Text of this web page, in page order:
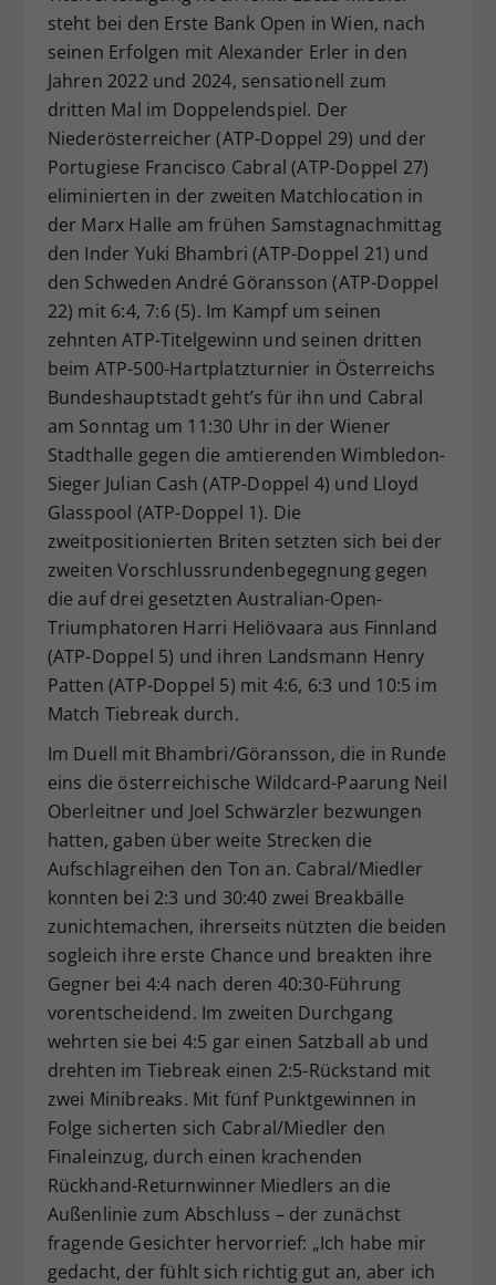
steht bei den Erste Bank Open in Wien, nach
seinen Erfolgen mit Alexander Erler in den
Jahren 2022 und 2024, sensationell zum
dritten Mal im Doppelendspiel. Der
Niederösterreicher (ATP-Doppel 29) und der
Portugiese Francisco Cabral (ATP-Doppel 27)
eliminierten in der zweiten Matchlocation in
der Marx Halle am frühen Samstagnachmittag
den Inder Yuki Bhambri (ATP-Doppel 21) und
den Schweden André Göransson (ATP-Doppel
22) mit 6:4, 7:6 (5). Im Kampf um seinen
zehnten ATP-Titelgewinn und seinen dritten
beim ATP-500-Hartplatzturnier in Österreichs
Bundeshauptstadt geht’s für ihn und Cabral
am Sonntag um 11:30 Uhr in der Wiener
Stadthalle gegen die amtierenden Wimbledon-
Sieger Julian Cash (ATP-Doppel 4) und Lloyd
Glasspool (ATP-Doppel 1). Die
zweitpositionierten Briten setzten sich bei der
zweiten Vorschlussrundenbegegnung gegen
die auf drei gesetzten Australian-Open-
Triumphatoren Harri Heliövaara aus Finnland
(ATP-Doppel 5) und ihren Landsmann Henry
Patten (ATP-Doppel 5) mit 4:6, 6:3 und 10:5 im
Match Tiebreak durch.
Im Duell mit Bhambri/Göransson, die in Runde
eins die österreichische Wildcard-Paarung Neil
Oberleitner und Joel Schwärzler bezwungen
hatten, gaben über weite Strecken die
Aufschlagreihen den Ton an. Cabral/Miedler
konnten bei 2:3 und 30:40 zwei Breakbälle
zunichtemachen, ihrerseits nützten die beiden
sogleich ihre erste Chance und breakten ihre
Gegner bei 4:4 nach deren 40:30-Führung
vorentscheidend. Im zweiten Durchgang
wehrten sie bei 4:5 gar einen Satzball ab und
drehten im Tiebreak einen 2:5-Rückstand mit
zwei Minibreaks. Mit fünf Punktgewinnen in
Folge sicherten sich Cabral/Miedler den
Finaleinzug, durch einen krachenden
Rückhand-Returnwinner Miedlers an die
Außenlinie zum Abschluss – der zunächst
fragende Gesichter hervorrief: „Ich habe mir
gedacht, der fühlt sich richtig gut an, aber ich
Zweck
Dieser Wert speichert Ihre Consent-
Einstellungen. Unter anderem eine
zufällig generierte ID, für die
historische Speicherung Ihrer
vorgenommen Einstellungen, falls der
Webseiten-Betreiber dies eingestellt
hat.